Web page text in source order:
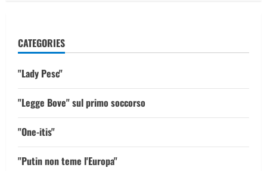
CATEGORIES
"Lady Pesc"
"Legge Bove" sul primo soccorso
"One-itis"
"Putin non teme l'Europa"